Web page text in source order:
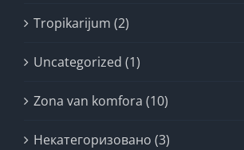
Tropikarijum (2)
Uncategorized (1)
Zona van komfora (10)
Некатегоризовано (3)